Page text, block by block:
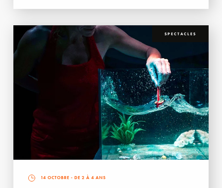
SPECTACLES
14 OCTOBRE - DE 2 À 4 ANS